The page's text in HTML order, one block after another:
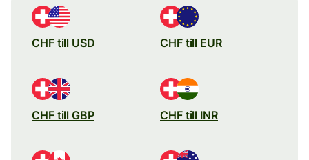
CHF till USD CHF till EUR
CHF till GBP CHF till INR